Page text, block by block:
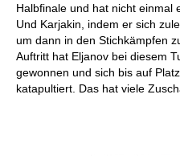
Halbfinale und hat nicht einmal
Und Karjakin, indem er sich
um dann in den Stichkämpfen
Auftritt hat Eljanov bei diesem
gewonnen und sich bis auf
katapultiert. Das hat viele